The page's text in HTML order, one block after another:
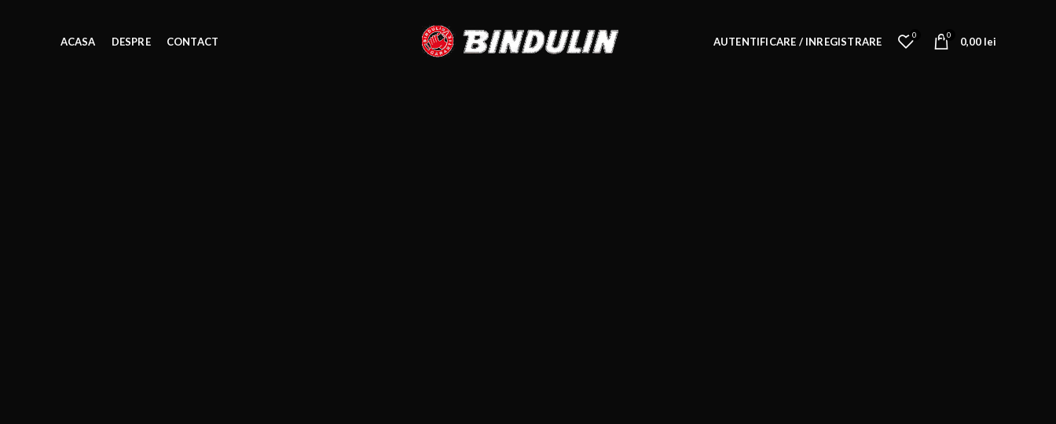
ACASA DESPRE CONTACT AUTENTIFICARE / INREGISTRARE
0 0
0,00 lei